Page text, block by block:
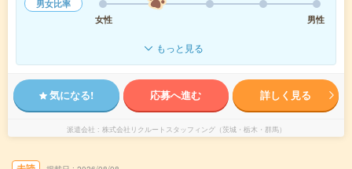
男女比率
女性
男性
もっと見る
気になる! 応募へ進む 詳しく見る
派遣会社 株式会社リクルートスタッフィング（茨城・栃木・群馬）